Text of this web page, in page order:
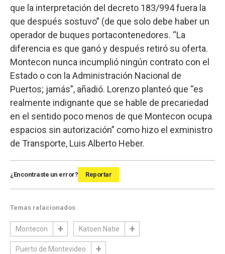
que la interpretación del decreto 183/994 fuera la
que después sostuvo” (de que solo debe haber un
operador de buques portacontenedores. “La
diferencia es que ganó y después retiró su oferta.
Montecon nunca incumplió ningún contrato con el
Estado o con la Administración Nacional de
Puertos; jamás”, añadió. Lorenzo planteó que “es
realmente indignante que se hable de precariedad
en el sentido poco menos de que Montecon ocupa
espacios sin autorización” como hizo el exministro
de Transporte, Luis Alberto Heber.
¿Encontraste un error? Reportar
Temas relacionados
Montecon Katoen Natie
Puerto de Montevideo